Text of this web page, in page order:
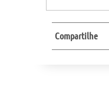
Compartilhe